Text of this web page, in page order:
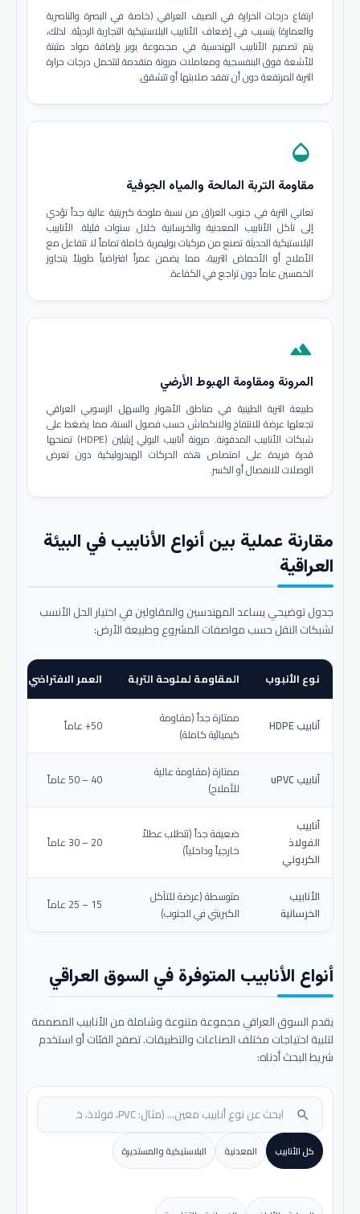
ارتفاع درجات الحرارة في الصيف العراقي (خاصة في البصرة والناصرية
والعمارة) يتسبب في إضعاف الأنابيب البلاستيكية التجارية الرديئة. لذلك،
يتم تصميم الأنابيب الهندسية في مجموعة بوير بإضافة مواد مثبتة
للأشعة فوق البنفسجية ومعاملات مرونة متقدمة لتتحمل درجات حرارة
التربة المرتفعة دون أن تفقد صلابتها أو تتشقق.
opacity
مقاومة التربة المالحة والمياه الجوفية
تعاني التربة في جنوب العراق من نسبة ملوحة كبريتية عالية جداً تؤدي
إلى تآكل الأنابيب المعدنية والخرسانية خلال سنوات قليلة. الأنابيب
البلاستيكية الحديثة تصنع من مركبات بوليمرية خاملة تماماً لا تتفاعل مع
الأملاح أو الأحماض التربية، مما يضمن عمراً افتراضياً طويلاً يتجاوز
الخمسين عاماً دون تراجع في الكفاءة.
terrain
المرونة ومقاومة الهبوط الأرضي
طبيعة التربة الطينية في مناطق الأهوار والسهل الرسوبي العراقي
تجعلها عرضة للانتفاخ والانكماش حسب فصول السنة، مما يضغط على
شبكات الأنابيب المدفونة. مرونة أنابيب البولي إيثيلين (HDPE) تمنحها
قدرة فريدة على امتصاص هذه الحركات الهيدروليكية دون تعرض
الوصلات للانفصال أو الكسر.
مقارنة عملية بين أنواع الأنابيب في البيئة
العراقية
جدول توضيحي يساعد المهندسين والمقاولين في اختيار الحل الأنسب
لشبكات النقل حسب مواصفات المشروع وطبيعة الأرض:
نوع الأنبوب المقاومة لملوحة التربة العمر الافتراضي
أنابيب HDPE
ممتازة جداً (مقاومة
كيميائية كاملة)
50+ عاماً
أنابيب uPVC
ممتازة (مقاومة عالية
للأملاح)
40 – 50 عاماً
أنابيب
الفولاذ
الكربوني
ضعيفة جداً (تتطلب عطلاً
خارجياً وداخلياً)
20 – 30 عاماً
الأنابيب
الخرسانية
متوسطة (عرضة للتآكل
الكبريتي في الجنوب)
15 – 25 عاماً
أنواع الأنابيب المتوفرة في السوق العراقي
يقدم السوق العراقي مجموعة متنوعة وشاملة من الأنابيب المصممة
لتلبية احتياجات مختلف الصناعات والتطبيقات. تصفح الفئات أو استخدم
شريط البحث أدناه:
search
كل الأنابيب المعدنية البلاستيكية والمستديرة